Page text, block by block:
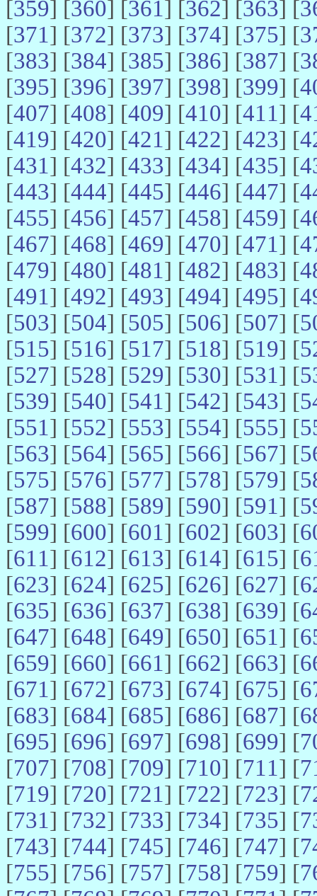
[359] [360] [361] [362] [363] [
[371] [372] [373] [374] [375] [
[383] [384] [385] [386] [387] [
[395] [396] [397] [398] [399] [
[407] [408] [409] [410] [411] [
[419] [420] [421] [422] [423] [
[431] [432] [433] [434] [435] [
[443] [444] [445] [446] [447] [
[455] [456] [457] [458] [459] [
[467] [468] [469] [470] [471] [
[479] [480] [481] [482] [483] [
[491] [492] [493] [494] [495] [
[503] [504] [505] [506] [507] [
[515] [516] [517] [518] [519] [
[527] [528] [529] [530] [531] [
[539] [540] [541] [542] [543] [
[551] [552] [553] [554] [555] [
[563] [564] [565] [566] [567] [
[575] [576] [577] [578] [579] [
[587] [588] [589] [590] [591] [
[599] [600] [601] [602] [603] [
[611] [612] [613] [614] [615] [
[623] [624] [625] [626] [627] [
[635] [636] [637] [638] [639] [
[647] [648] [649] [650] [651] [
[659] [660] [661] [662] [663] [
[671] [672] [673] [674] [675] [
[683] [684] [685] [686] [687] [
[695] [696] [697] [698] [699] [
[707] [708] [709] [710] [711] [
[719] [720] [721] [722] [723] [
[731] [732] [733] [734] [735] [
[743] [744] [745] [746] [747] [
[755] [756] [757] [758] [759] [